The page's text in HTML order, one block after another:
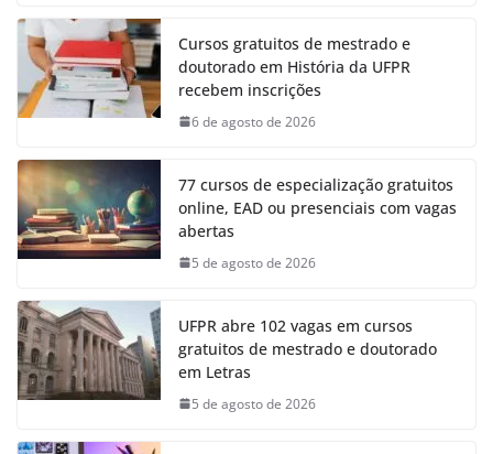
Cursos gratuitos de mestrado e
doutorado em História da UFPR
recebem inscrições
6 de agosto de 2026
77 cursos de especialização gratuitos
online, EAD ou presenciais com vagas
abertas
5 de agosto de 2026
UFPR abre 102 vagas em cursos
gratuitos de mestrado e doutorado
em Letras
5 de agosto de 2026